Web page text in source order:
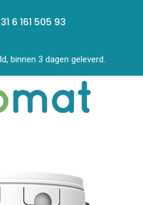
6 161 505 93
binnen 3 dagen geleverd.